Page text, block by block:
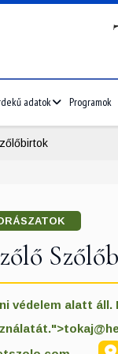
adatok Programok
védelem alatt